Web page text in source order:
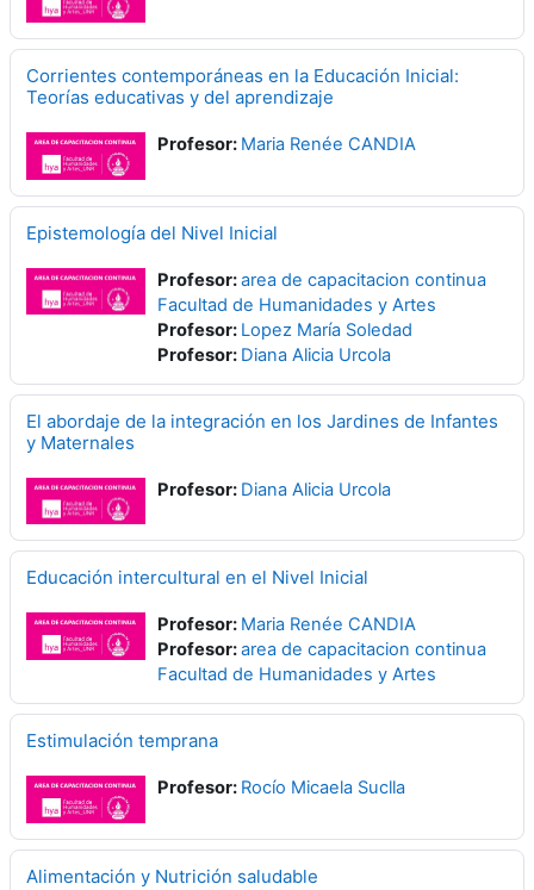
Corrientes contemporáneas en la Educación Inicial:
Teorías educativas y del aprendizaje
Profesor: Maria Renée CANDIA
Epistemología del Nivel Inicial
Profesor:area de capacitacion continua
Facultad de Humanidades y Artes
Profesor: Lopez María Soledad
Profesor: Diana Alicia Urcola
El abordaje de la integración en los Jardines de Infantes
y Maternales
Profesor: Diana Alicia Urcola
Educación intercultural en el Nivel Inicial
Profesor: Maria Renée CANDIA
Profesor:area de capacitacion continua
Facultad de Humanidades y Artes
Estimulación temprana
Profesor: Rocío Micaela Suclla
Alimentación y Nutrición saludable